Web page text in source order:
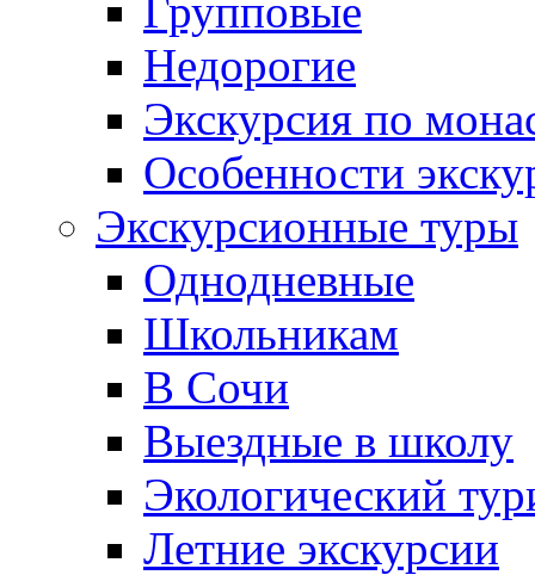
Групповые
Недорогие
Экскурсия по
Особенности
Экскурсионные туры
Однодневные
Школьникам
В Сочи
Выездные в школу
Экологический
Летние экскурсии